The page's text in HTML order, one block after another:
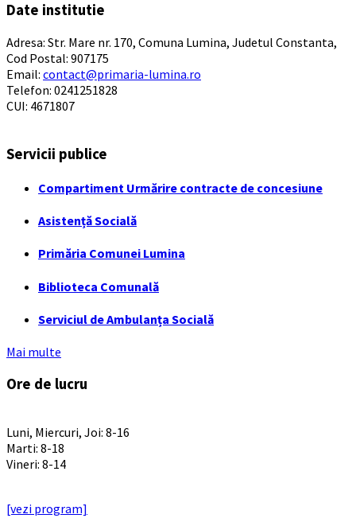
Date institutie
Adresa: Str. Mare nr. 170, Comuna Lumina, Judetul Constanta,
Cod Postal: 907175
Email: contact@primaria-lumina.ro
Telefon: 0241251828
CUI: 4671807
Servicii publice
Compartiment Urmărire contracte de concesiune
Asistență Socială
Primăria Comunei Lumina
Biblioteca Comunală
Serviciul de Ambulanța Socială
Mai multe
Ore de lucru
Luni, Miercuri, Joi: 8-16
Marti: 8-18
Vineri: 8-14
[vezi program]